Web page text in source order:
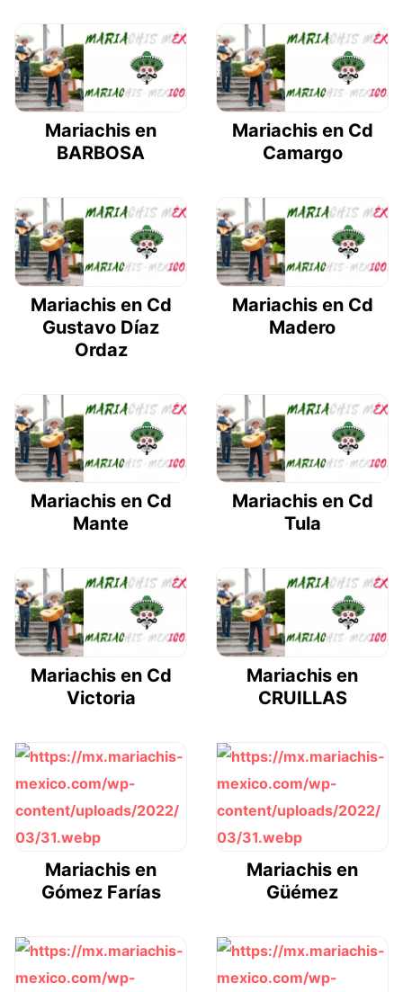
Mariachis en
BARBOSA
Mariachis en Cd
Camargo
Mariachis en Cd
Gustavo Díaz
Ordaz
Mariachis en Cd
Madero
Mariachis en Cd
Mante
Mariachis en Cd
Tula
Mariachis en Cd
Victoria
Mariachis en
CRUILLAS
Mariachis en
Gómez Farías
Mariachis en
Güémez